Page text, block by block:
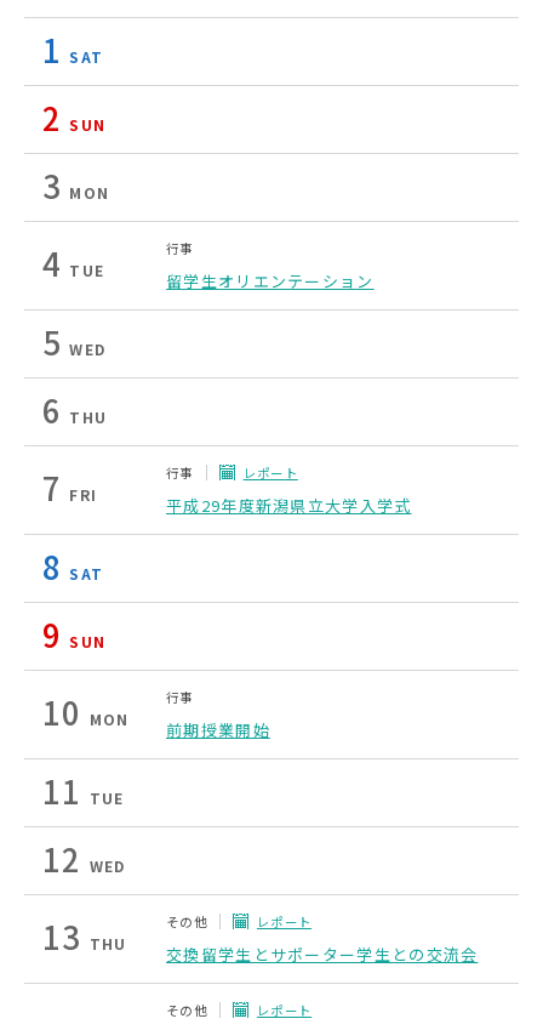
1 SAT
2 SUN
3 MON
4 TUE
行事
留学生オリエンテーション
5 WED
6 THU
7 FRI
行事 レポート
平成29年度新潟県立大学入学式
8 SAT
9 SUN
10 MON
行事
前期授業開始
11 TUE
12 WED
13 THU
その他 レポート
交換留学生とサポーター学生との交流会
その他 レポート